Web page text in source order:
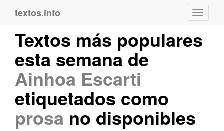
textos.info
Textos más populares
esta semana de
Ainhoa Escarti
etiquetados como
prosa no disponibles